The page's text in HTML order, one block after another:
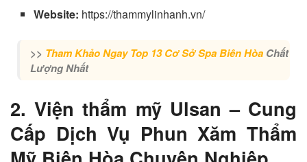
Website: https://thammylinhanh.vn/
>> Tham Khảo Ngay Top 13 Cơ Sở Spa Biên Hòa Chất
Lượng Nhất
2. Viện thẩm mỹ Ulsan – Cung
Cấp Dịch Vụ Phun Xăm Thẩm